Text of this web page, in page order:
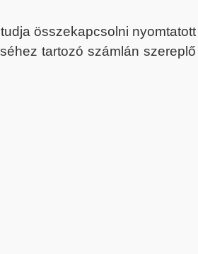
összekapcsolni nyomtatott
tartozó számlán szereplő